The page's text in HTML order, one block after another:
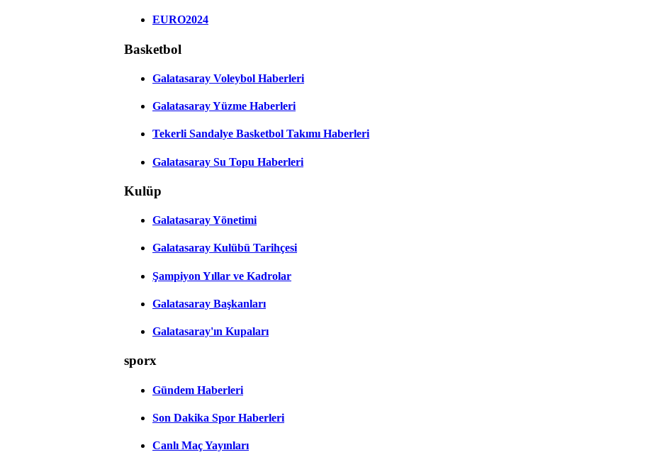
EURO2024
Basketbol
Galatasaray Voleybol Haberleri
Galatasaray Yüzme Haberleri
Tekerli Sandalye Basketbol Takımı Haberleri
Galatasaray Su Topu Haberleri
Kulüp
Galatasaray Yönetimi
Galatasaray Kulübü Tarihçesi
Şampiyon Yıllar ve Kadrolar
Galatasaray Başkanları
Galatasaray'ın Kupaları
sporx
Gündem Haberleri
Son Dakika Spor Haberleri
Canlı Maç Yayınları